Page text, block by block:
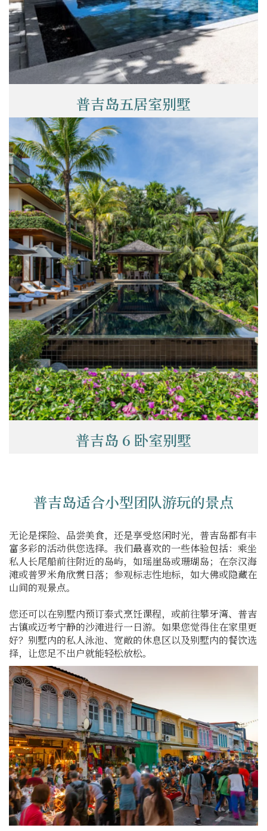
普吉岛五居室别墅
普吉岛 6 卧室别墅
普吉岛适合小型团队游玩的景点
无论是探险、品尝美食，还是享受悠闲时光，普吉岛都有丰
富多彩的活动供您选择。我们最喜欢的一些体验包括：乘坐
私人长尾船前往附近的岛屿，如瑶崖岛或珊瑚岛；在奈汉海
滩或普罗米角欣赏日落；参观标志性地标，如大佛或隐藏在
山间的观景点。
您还可以在别墅内预订泰式烹饪课程，或前往攀牙湾、普吉
古镇或迈考宁静的沙滩进行一日游。如果您觉得住在家里更
好？别墅内的私人泳池、宽敞的休息区以及别墅内的餐饮选
择，让您足不出户就能轻松放松。